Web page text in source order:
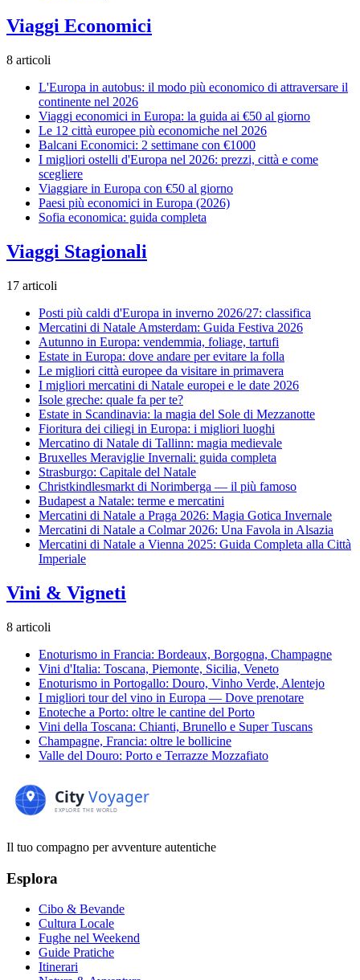
Viaggi Economici
8 articoli
L'Europa in autobus: il modo più economico di attraversare il
continente nel 2026
Viaggi economici in Europa: la guida ai €50 al giorno
Le 12 città europee più economiche nel 2026
Balcani Economici: 2 settimane con €1000
I migliori ostelli d'Europa nel 2026: prezzi, città e come
scegliere
Viaggiare in Europa con €50 al giorno
Paesi più economici in Europa (2026)
Sofia economica: guida completa
Viaggi Stagionali
17 articoli
Posti più caldi d'Europa in inverno 2026/27: classifica
Mercatini di Natale Amsterdam: Guida Festiva 2026
Autunno in Europa: vendemmia, foliage, tartufi
Estate in Europa: dove andare per evitare la folla
Le migliori città europee da visitare in primavera
I migliori mercatini di Natale europei e le date 2026
Isole greche: quale fa per te?
Estate in Scandinavia: la magia del Sole di Mezzanotte
Fioritura dei ciliegi in Europa: i migliori luoghi
Mercatino di Natale di Tallinn: magia medievale
Bruxelles Meraviglie Invernali: guida completa
Strasburgo: Capitale del Natale
Christkindlesmarkt di Norimberga — il più famoso
Budapest a Natale: terme e mercatini
Mercatini di Natale a Praga 2026: Magia Gotica Invernale
Mercatini di Natale a Colmar 2026: Una Favola in Alsazia
Mercatini di Natale a Vienna 2025: Guida Completa alla Città
Imperiale
Vini & Vigneti
8 articoli
Enoturismo in Francia: Bordeaux, Borgogna, Champagne
Vini d'Italia: Toscana, Piemonte, Sicilia, Veneto
Enoturismo in Portogallo: Douro, Vinho Verde, Alentejo
I migliori tour del vino in Europa — Dove prenotare
Enoteche a Porto: oltre le cantine del Porto
Vini della Toscana: Chianti, Brunello e Super Tuscans
Champagne, Francia: oltre le bollicine
Valle del Douro: Porto e Terrazze Mozzafiato
Il tuo compagno per avventure autentiche
Esplora
Cibo & Bevande
Cultura Locale
Fughe nel Weekend
Guide Pratiche
Itinerari